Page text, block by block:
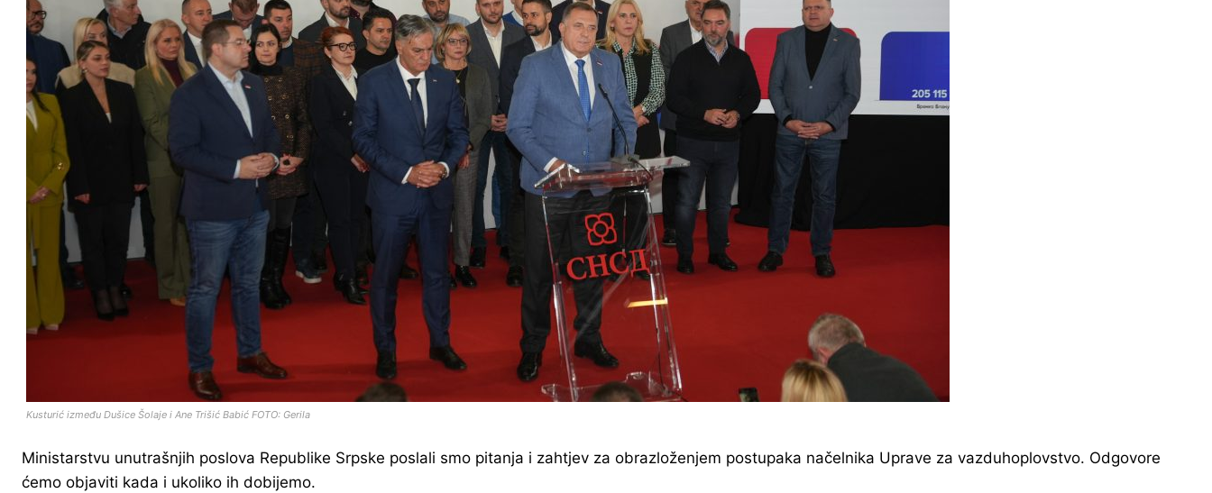
Kusturić između Dušice Šolaje i Ane Trišić Babić FOTO: Gerila
Ministarstvu unutrašnjih poslova Republike Srpske poslali smo pitanja i zahtjev za obrazloženjem postupaka načelnika Uprave za vazduhoplovstvo. Odgovore
ćemo objaviti kada i ukoliko ih dobijemo.